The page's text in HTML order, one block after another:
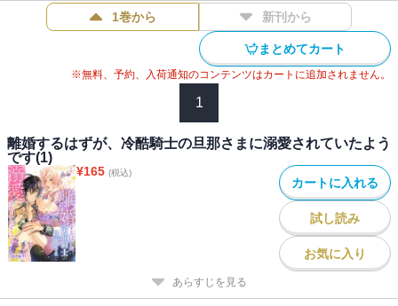
1巻から 新刊から
まとめてカート
※無料、予約、入荷通知のコンテンツはカートに追加されません。
1
離婚するはずが、冷酷騎士の旦那さまに溺愛されていたよう
です(1)
¥165 (税込)
カートに入れる
試し読み
お気に入り
あらすじを見る